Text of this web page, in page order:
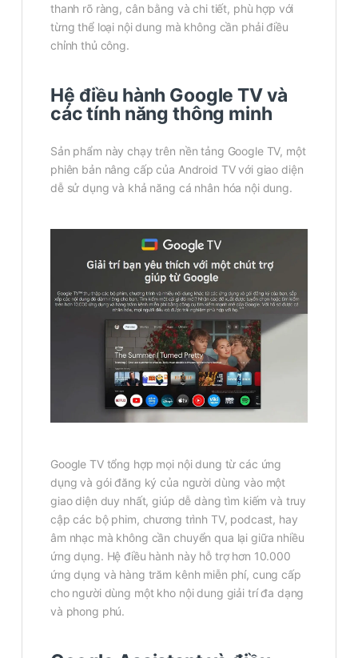
thanh rõ ràng, cân bằng và chi tiết, phù hợp với
từng thể loại nội dung mà không cần phải điều
chỉnh thủ công.
Hệ điều hành Google TV và
các tính năng thông minh
Sản phẩm này chạy trên nền tảng Google TV, một
phiên bản nâng cấp của Android TV với giao diện
dễ sử dụng và khả năng cá nhân hóa nội dung.
Google TV tổng hợp mọi nội dung từ các ứng
dụng và gói đăng ký của người dùng vào một
giao diện duy nhất, giúp dễ dàng tìm kiếm và truy
cập các bộ phim, chương trình TV, podcast, hay
âm nhạc mà không cần chuyển qua lại giữa nhiều
ứng dụng. Hệ điều hành này hỗ trợ hơn 10.000
ứng dụng và hàng trăm kênh miễn phí, cung cấp
cho người dùng một kho nội dung giải trí đa dạng
và phong phú.